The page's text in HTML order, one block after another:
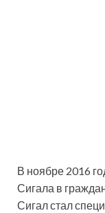
В ноябре 2016
Сигала в
Сигал стал